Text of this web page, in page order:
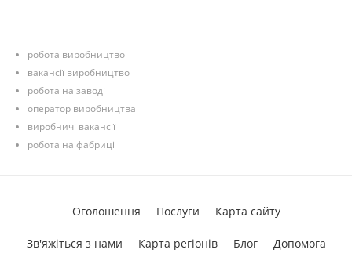
робота виробництво
вакансії виробництво
робота на заводі
оператор виробництва
виробничі вакансії
робота на фабриці
Оголошення Послуги Карта сайту
Зв'яжіться з нами Карта регіонів Блог Допомога